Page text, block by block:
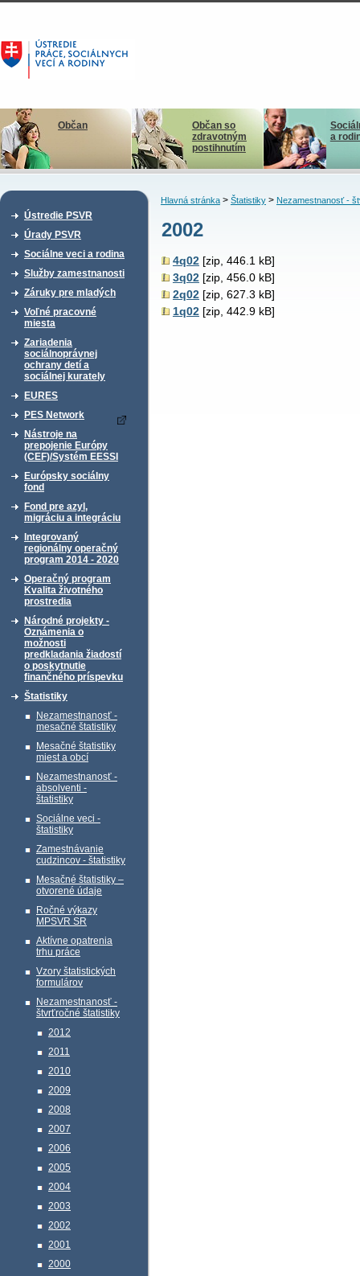
Občan
Občan so
zdravotným
postihnutím
a
Ústredie PSVR
Úrady PSVR
Sociálne veci a rodina
Služby zamestnanosti
Záruky pre mladých
Voľné pracovné
miesta
Zariadenia
sociálnoprávnej
ochrany detí a
sociálnej kurately
EURES
PES Network
Nástroje na
prepojenie Európy
(CEF)/Systém EESSI
Európsky sociálny
fond
Fond pre azyl,
migráciu a integráciu
Integrovaný
regionálny operačný
program 2014 - 2020
Operačný program
Kvalita životného
prostredia
Národné projekty -
Oznámenia o
možnosti
predkladania žiadostí
o poskytnutie
finančného príspevku
Štatistiky
Nezamestnanosť -
mesačné štatistiky
Mesačné štatistiky
miest a obcí
Nezamestnanosť -
absolventi -
štatistiky
Sociálne veci -
štatistiky
Zamestnávanie
cudzincov - štatistiky
Mesačné štatistiky –
otvorené údaje
Ročné výkazy
MPSVR SR
Aktívne opatrenia
trhu práce
Vzory štatistických
formulárov
Nezamestnanosť -
štvrťročné štatistiky
2012
2011
2010
2009
2008
2007
2006
2005
2004
2003
2002
2001
2000
Hlavná stránka> Štatistiky> Nezamestnanosť -
2002
4q02 [zip, 446.1 kB]
3q02 [zip, 456.0 kB]
2q02 [zip, 627.3 kB]
1q02 [zip, 442.9 kB]